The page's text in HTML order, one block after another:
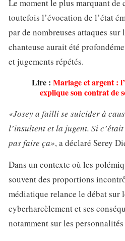
Le moment le plus marquant de
toutefois l’évocation de l’état
par de nombreuses attaques
chanteuse aurait été
et jugements répétés.
Lire : Mariage et argent :
explique son contrat de
«Josey a failli se suicider à
l’insultent et la jugent. Si
pas faire ça», a déclaré Serey
Dans un contexte où les
souvent des proportions
médiatique relance le débat sur
cyberharcèlement et ses
notamment sur les